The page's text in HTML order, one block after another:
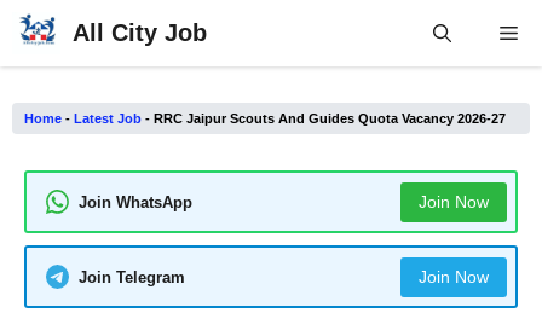
Skip
All City Job
Home - Latest Job - RRC Jaipur Scouts And Guides Quota Vacancy 2026-27
Join WhatsApp Join Now
Join Telegram Join Now